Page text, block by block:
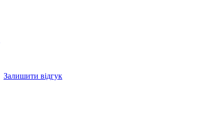
Залишити відгук